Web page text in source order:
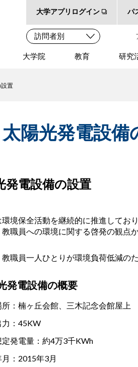
大学アプリログイン パ
大学院 教育 研究
置
太陽光発電設備
発電設備の設置
境保全活動を継続的に推進してお
職員への環境に関する啓発の観点
職員一人ひとりが環境負荷低減の
発電設備の概要
：楠ヶ丘会館、三木記念会館屋上
力：45KW
定発電量：約4万3千KWh
：2015年3月